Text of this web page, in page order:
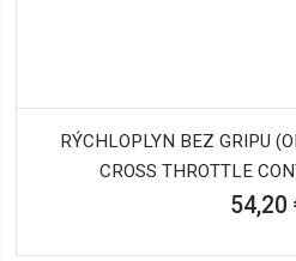
RÝCHLOPLYN BEZ GRIPU
CROSS THROTTLE
54,20